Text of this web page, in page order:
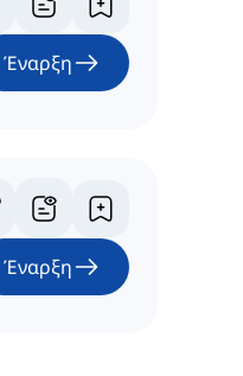
Έναρξη
Έναρξη